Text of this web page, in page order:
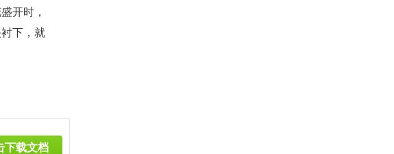
开时，
下，就
下载文档